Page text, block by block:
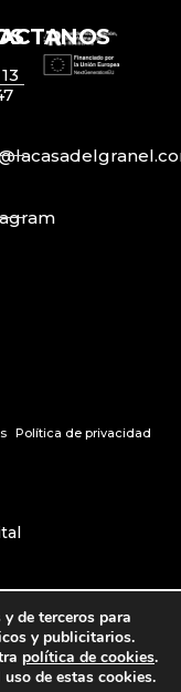
Política de privacidad
de terceros para
y publicitarios.
política de cookies.
de estas cookies.